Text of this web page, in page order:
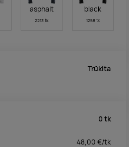
asphalt
2213 tk
black
1258 tk
Trükita
0 tk
48,00 €/tk